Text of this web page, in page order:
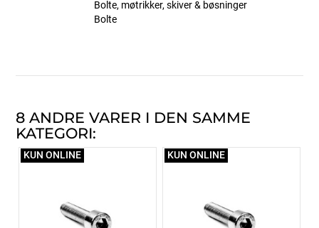
Bolte, møtrikker, skiver & bøsninger
Bolte
8 ANDRE VARER I DEN SAMME
KATEGORI:
KUN ONLINE KUN ONLINE